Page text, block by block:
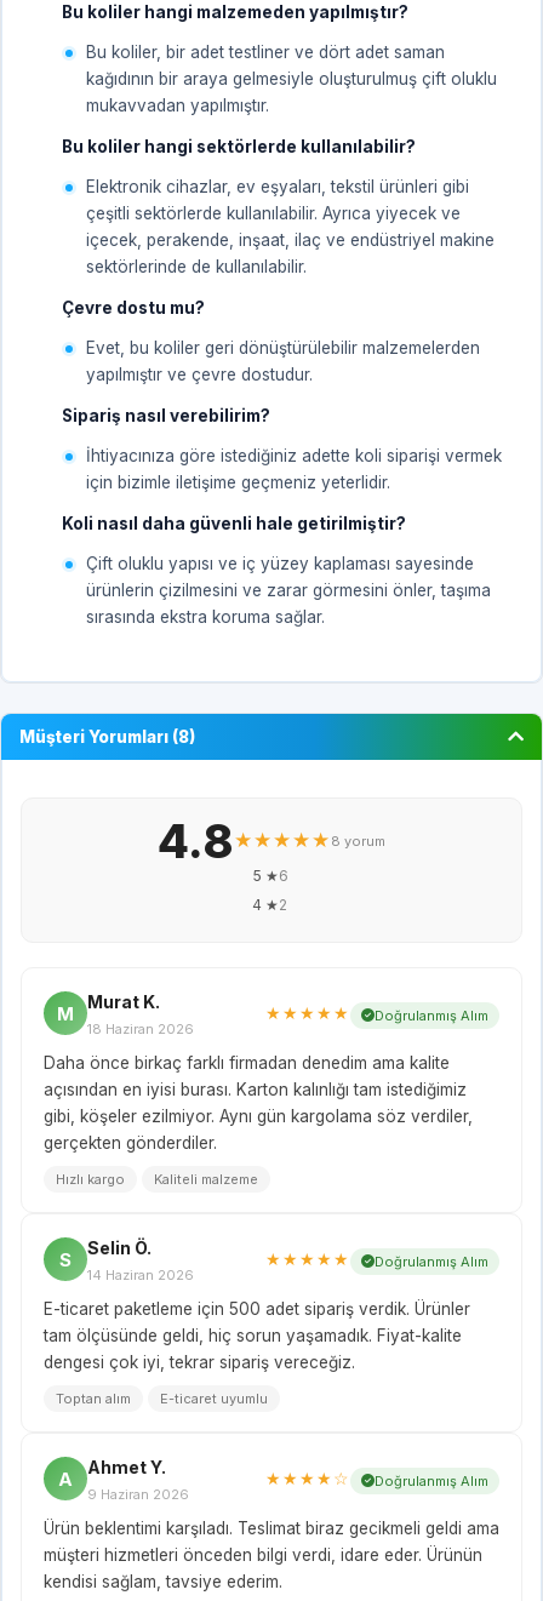
Bu koliler hangi malzemeden yapılmıştır?
Bu koliler, bir adet testliner ve dört adet saman
kağıdının bir araya gelmesiyle oluşturulmuş çift oluklu
mukavvadan yapılmıştır.
Bu koliler hangi sektörlerde kullanılabilir?
Elektronik cihazlar, ev eşyaları, tekstil ürünleri gibi
çeşitli sektörlerde kullanılabilir. Ayrıca yiyecek ve
içecek, perakende, inşaat, ilaç ve endüstriyel makine
sektörlerinde de kullanılabilir.
Çevre dostu mu?
Evet, bu koliler geri dönüştürülebilir malzemelerden
yapılmıştır ve çevre dostudur.
Sipariş nasıl verebilirim?
İhtiyacınıza göre istediğiniz adette koli siparişi vermek
için bizimle iletişime geçmeniz yeterlidir.
Koli nasıl daha güvenli hale getirilmiştir?
Çift oluklu yapısı ve iç yüzey kaplaması sayesinde
ürünlerin çizilmesini ve zarar görmesini önler, taşıma
sırasında ekstra koruma sağlar.
Müşteri Yorumları (8)
4.8★★★★★ 8 yorum
5 ★6
4 ★2
M
Murat K.
18 Haziran 2026
★★★★★ Doğrulanmış Alım
Daha önce birkaç farklı firmadan denedim ama kalite
açısından en iyisi burası. Karton kalınlığı tam istediğimiz
gibi, köşeler ezilmiyor. Aynı gün kargolama söz verdiler,
gerçekten gönderdiler.
Hızlı kargo Kaliteli malzeme
S
Selin Ö.
14 Haziran 2026
★★★★★ Doğrulanmış Alım
E-ticaret paketleme için 500 adet sipariş verdik. Ürünler
tam ölçüsünde geldi, hiç sorun yaşamadık. Fiyat-kalite
dengesi çok iyi, tekrar sipariş vereceğiz.
Toptan alım E-ticaret uyumlu
A
Ahmet Y.
9 Haziran 2026
★★★★☆ Doğrulanmış Alım
Ürün beklentimi karşıladı. Teslimat biraz gecikmeli geldi ama
müşteri hizmetleri önceden bilgi verdi, idare eder. Ürünün
kendisi sağlam, tavsiye ederim.